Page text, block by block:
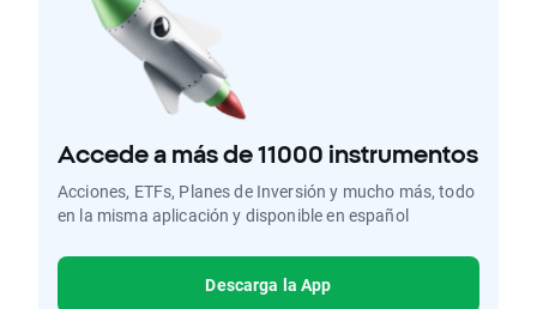
Accede a más de 11000 instrumentos
Acciones, ETFs, Planes de Inversión y mucho más, todo
en la misma aplicación y disponible en español
Descarga la App